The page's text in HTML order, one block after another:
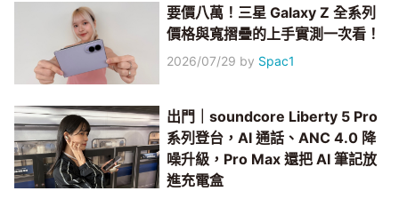
要價八萬！三星 Galaxy Z 全系列
價格與寬摺疊的上手實測一次看！
2026/07/29 by Spac1
出門｜soundcore Liberty 5 Pro
系列登台，AI 通話、ANC 4.0 降
噪升級，Pro Max 還把 AI 筆記放
進充電盒